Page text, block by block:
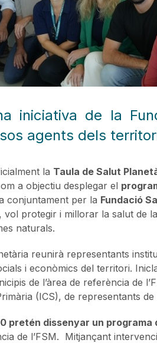
iniciativa de la
agents dels
la Taula de Salut
a objectiu desplegar el
conjuntament per la Fundació
, vol protegir i millorar la salut de
naturals.
reunirà representants
i econòmics del territori.
de l’àrea de referència de
(ICS), de representants
pretén dissenyar un
de l’FSM. Mitjançant